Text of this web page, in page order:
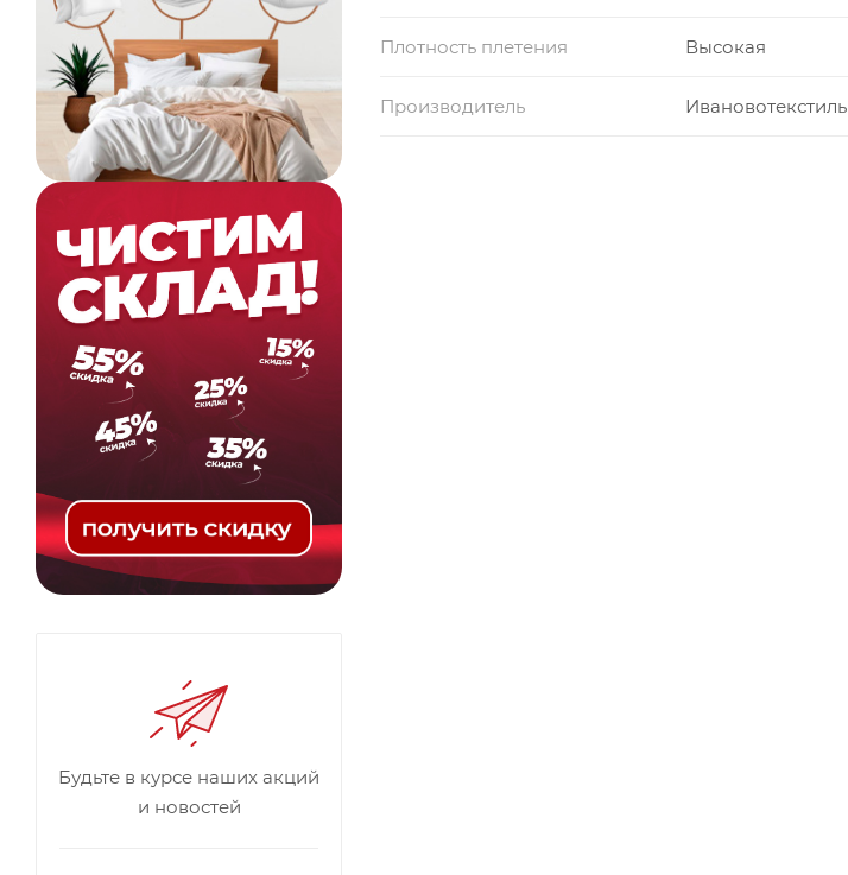
Плотность плетения Высокая
Производитель Ивановотекстиль
Будьте в курсе наших акций
и новостей